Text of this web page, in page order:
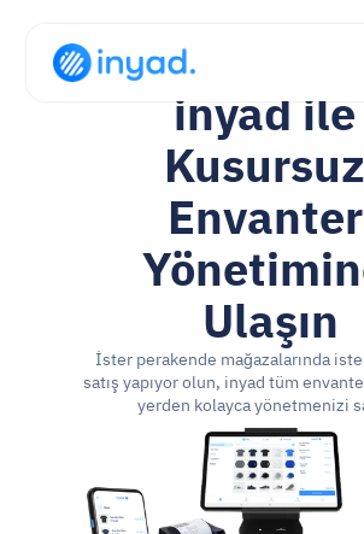
inyad ile
Kusursuz
Envanter
Ulaşın
İster perakende mağazalarında
satış yapıyor olun, inyad tüm
yerden kolayca yönetmenizi